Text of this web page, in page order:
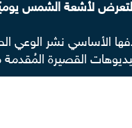
لأشعة الشمس
الأساسي نشر الوعي
القصيرة